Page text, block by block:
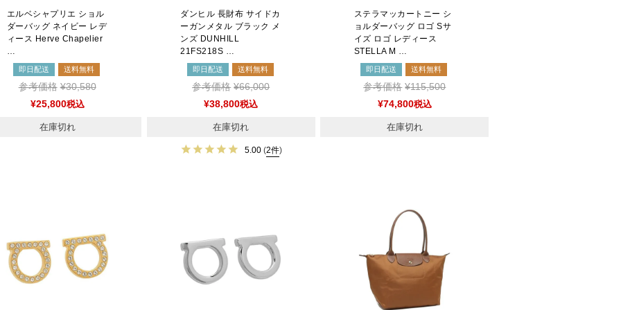
エルベシャプリエ ショル
ダーバッグ ネイビー レデ
ィース Herve Chapelier
即日配送 送料無料
参考価格 ¥30,580
¥25,800税込
在庫切れ
ダンヒル 長財布 サイドカ
ーガンメタル ブラック メ
ンズ DUNHILL
21FS218S …
即日配送 送料無料
参考価格 ¥66,000
¥38,800税込
在庫切れ
5.00 (2件)
ステラマッカートニー シ
ョルダーバッグ ロゴ Sサ
イズ ロゴ レディース
STELLA M …
即日配送 送料無料
参考価格 ¥115,500
¥74,800税込
在庫切れ